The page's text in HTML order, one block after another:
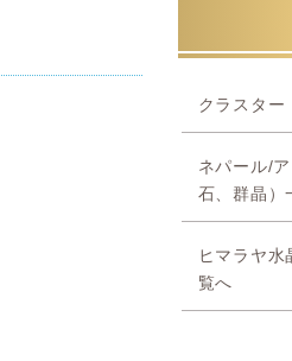
クラスター
ネパール/
石、群晶）
ヒマラヤ水
覧へ